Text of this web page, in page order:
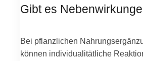
Gibt es
Bei pflanzlichen
können individualitätliche